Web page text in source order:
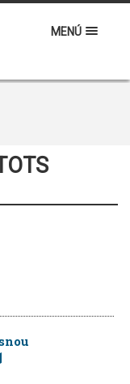
MENÚ